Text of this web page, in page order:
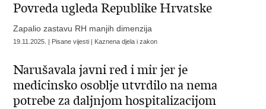
Povreda ugleda Republike Hrvatske
Zapalio zastavu RH manjih dimenzija
19.11.2025. | Pisane vijesti | Kaznena djela i zakon
Narušavala javni red i mir jer je
medicinsko osoblje utvrdilo na nema
potrebe za daljnjom hospitalizacijom